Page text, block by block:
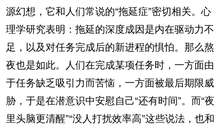
源幻想，它和人们常说的“拖延症”密切相关。心
理学研究表明：拖延的深度成因是内在驱动力不
足，以及对任务完成后的新进程的惧怕。那么熬
夜也是如此。人们在完成某项任务时，一方面由
于任务缺乏吸引力而苦恼，一方面被最后期限威
胁，于是在潜意识中安慰自己“还有时间”。而“夜
里头脑更清醒”“没人打扰效率高”这些说法，也和